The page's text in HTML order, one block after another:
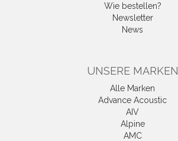
Wie bestellen?
Newsletter
News
UNSERE MARKEN
Alle Marken
Advance Acoustic
AIV
Alpine
AMC